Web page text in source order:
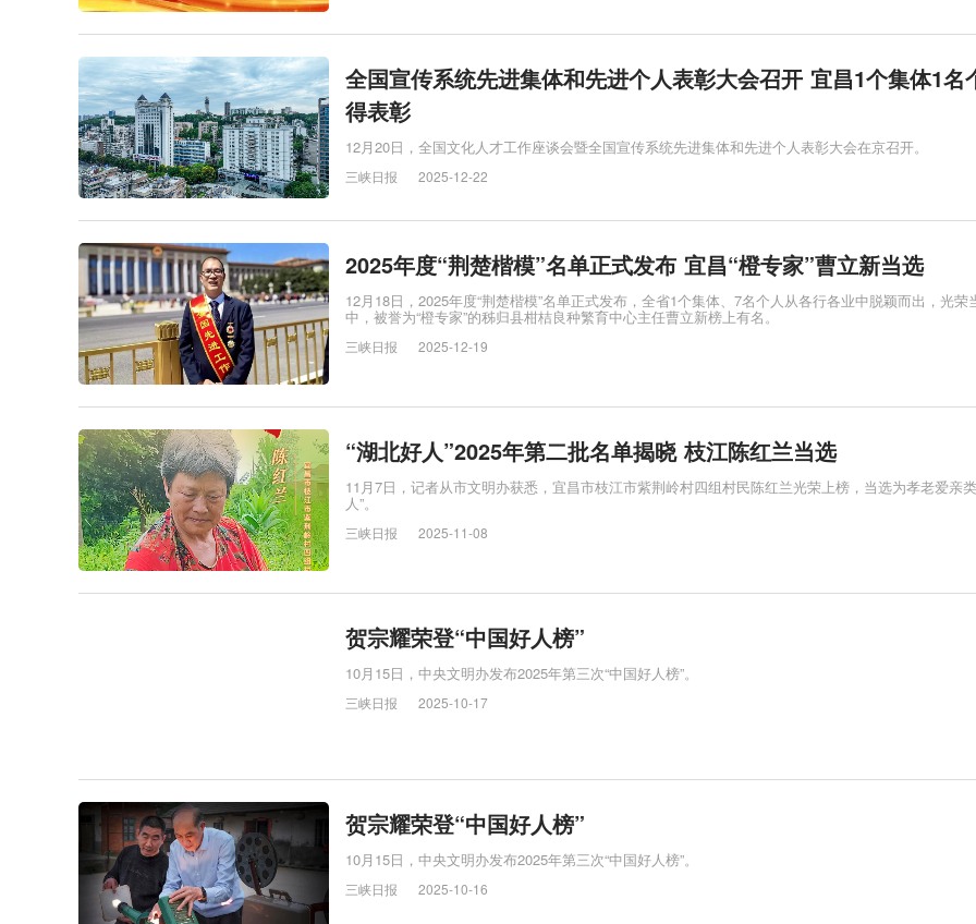
全国宣传系统先进集体和先进个人表彰大会召开 宜昌1个集体1名
得表彰
12月20日，全国文化人才工作座谈会暨全国宣传系统先进集体和先进个人表彰大会在京召开。
三峡日报 2025-12-22
2025年度“荆楚楷模”名单正式发布 宜昌“橙专家”曹立新当选
12月18日，2025年度“荆楚楷模”名单正式发布，全省1个集体、7名个人从各行各业中脱颖而出，光荣
中，被誉为“橙专家”的秭归县柑桔良种繁育中心主任曹立新榜上有名。
三峡日报 2025-12-19
“湖北好人”2025年第二批名单揭晓 枝江陈红兰当选
11月7日，记者从市文明办获悉，宜昌市枝江市紫荆岭村四组村民陈红兰光荣上榜，当选为孝老爱亲
人”。
三峡日报 2025-11-08
贺宗耀荣登“中国好人榜”
10月15日，中央文明办发布2025年第三次“中国好人榜”。
三峡日报 2025-10-17
贺宗耀荣登“中国好人榜”
10月15日，中央文明办发布2025年第三次“中国好人榜”。
三峡日报 2025-10-16